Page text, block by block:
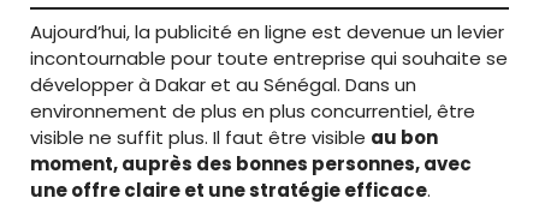
Aujourd’hui, la publicité en ligne est devenue un levier
incontournable pour toute entreprise qui souhaite se
développer à Dakar et au Sénégal. Dans un
environnement de plus en plus concurrentiel, être
visible ne suffit plus. Il faut être visible au bon
moment, auprès des bonnes personnes, avec
une offre claire et une stratégie efficace.